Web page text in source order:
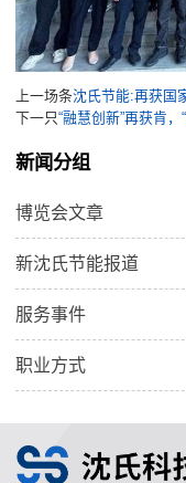
上一场条
下一只
新闻分组
博览会文章
新沈氏节能报道
服务事件
职业方式